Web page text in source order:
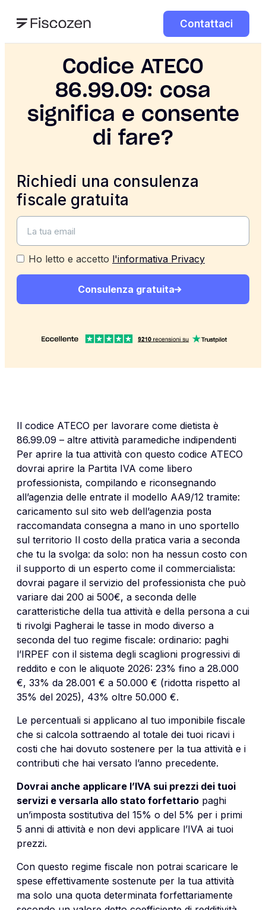
Contattaci
Codice ATECO
86.99.09: cosa
significa e consente
di fare?
Richiedi una consulenza
fiscale gratuita
Ho letto e accetto l'informativa Privacy
Consulenza gratuita
Il codice ATECO per lavorare come dietista è
86.99.09 – altre attività paramediche indipendenti
Per aprire la tua attività con questo codice ATECO
dovrai aprire la Partita IVA come libero
professionista, compilando e riconsegnando
all’agenzia delle entrate il modello AA9/12 tramite:
caricamento sul sito web dell’agenzia posta
raccomandata consegna a mano in uno sportello
sul territorio Il costo della pratica varia a seconda
che tu la svolga: da solo: non ha nessun costo con
il supporto di un esperto come il commercialista:
dovrai pagare il servizio del professionista che può
variare dai 200 ai 500€, a seconda delle
caratteristiche della tua attività e della persona a cui
ti rivolgi Pagherai le tasse in modo diverso a
seconda del tuo regime fiscale: ordinario: paghi
l’IRPEF con il sistema degli scaglioni progressivi di
reddito e con le aliquote 2026: 23% fino a 28.000
€, 33% da 28.001 € a 50.000 € (ridotta rispetto al
35% del 2025), 43% oltre 50.000 €.
Le percentuali si applicano al tuo imponibile fiscale
che si calcola sottraendo al totale dei tuoi ricavi i
costi che hai dovuto sostenere per la tua attività e i
contributi che hai versato l’anno precedente.
Dovrai anche applicare l’IVA sui prezzi dei tuoi
servizi e versarla allo stato forfettario paghi
un’imposta sostitutiva del 15% o del 5% per i primi
5 anni di attività e non devi applicare l’IVA ai tuoi
prezzi.
Con questo regime fiscale non potrai scaricare le
spese effettivamente sostenute per la tua attività
ma solo una quota determinata forfettariamente